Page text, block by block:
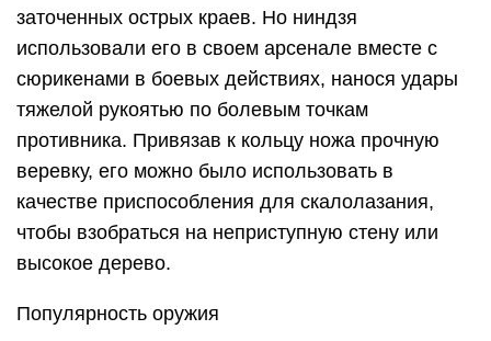
заточенных острых краев. Но ниндзя
использовали его в своем арсенале вместе с
сюрикенами в боевых действиях, нанося удары
тяжелой рукоятью по болевым точкам
противника. Привязав к кольцу ножа прочную
веревку, его можно было использовать в
качестве приспособления для скалолазания,
чтобы взобраться на неприступную стену или
высокое дерево.
Популярность оружия